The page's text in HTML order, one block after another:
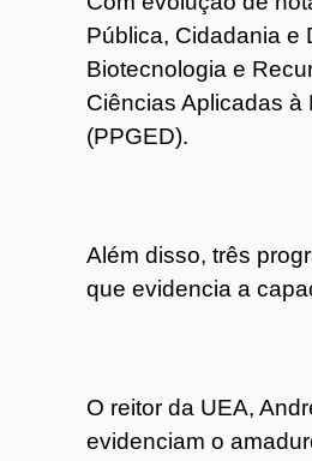
Pública, Cidadania e
Biotecnologia e
Ciências Aplicadas
(PPGED).
Além disso, três
que evidencia a
O reitor da UEA,
evidenciam o